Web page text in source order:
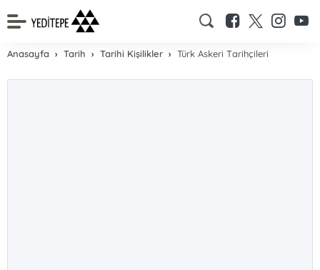
Anasayfa Tarih Tarihi Kişilikler Türk Askeri Tarihçileri